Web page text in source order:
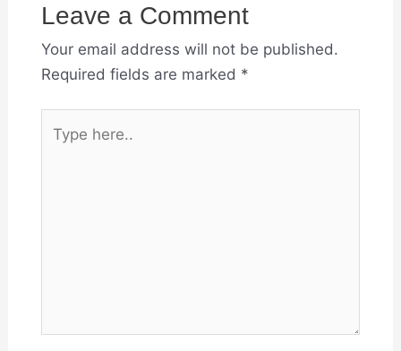
Leave a Comment
Your email address will not be published.
Required fields are marked *
here..